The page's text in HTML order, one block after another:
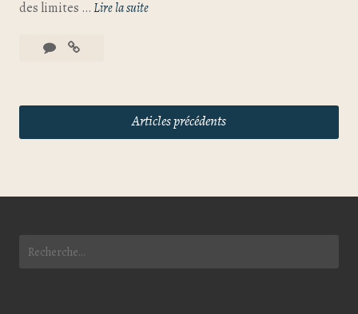
des limites …Lire la suite
Articles précédents